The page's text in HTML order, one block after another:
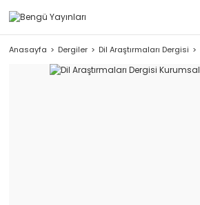
Anasayfa Dergiler Dil Araştırmaları Dergisi